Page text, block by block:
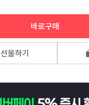
바로구매
선물하기